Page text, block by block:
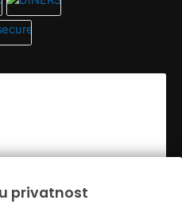
privatnost